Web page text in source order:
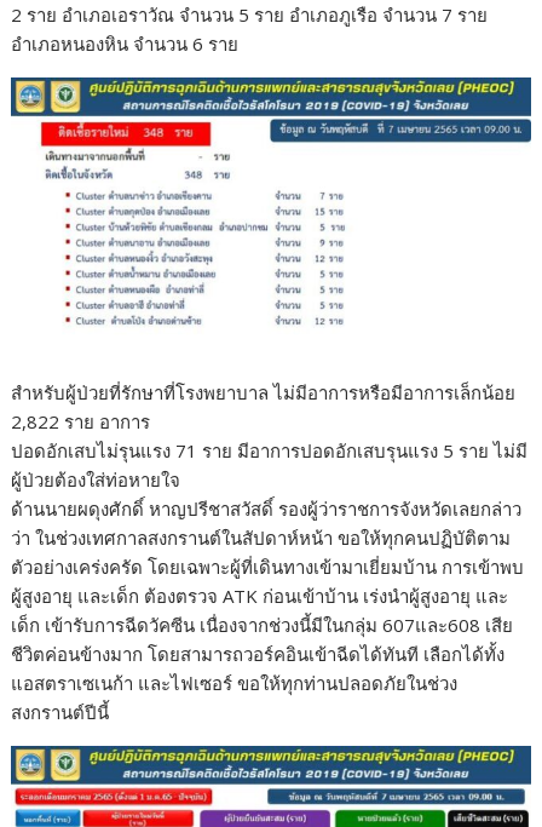
2 ราย อำเภอเอราวัณ จำนวน 5 ราย อำเภอภูเรือ จำนวน 7 ราย
อำเภอหนองหิน จำนวน 6 ราย
สำหรับผู้ป่วยที่รักษาที่โรงพยาบาล ไม่มีอาการหรือมีอาการเล็กน้อย
2,822 ราย อาการ
ปอดอักเสบไม่รุนแรง 71 ราย มีอาการปอดอักเสบรุนแรง 5 ราย ไม่มี
ผู้ป่วยต้องใส่ท่อหายใจ
ด้านนายผดุงศักดิ์ หาญปรีชาสวัสดิ์ รองผู้ว่าราชการจังหวัดเลยกล่าว
ว่า ในช่วงเทศกาลสงกรานต์ในสัปดาห์หน้า ขอให้ทุกคนปฏิบัติตาม
ตัวอย่างเคร่งครัด โดยเฉพาะผู้ที่เดินทางเข้ามาเยี่ยมบ้าน การเข้าพบ
ผู้สูงอายุ และเด็ก ต้องตรวจ ATK ก่อนเข้าบ้าน เร่งนำผู้สูงอายุ และ
เด็ก เข้ารับการฉีดวัคซีน เนื่องจากช่วงนี้มีในกลุ่ม 607และ608 เสีย
ชีวิตค่อนข้างมาก โดยสามารถวอร์คอินเข้าฉีดได้ทันที เลือกได้ทั้ง
แอสตราเซเนก้า และไฟเซอร์ ขอให้ทุกท่านปลอดภัยในช่วง
สงกรานต์ปีนี้